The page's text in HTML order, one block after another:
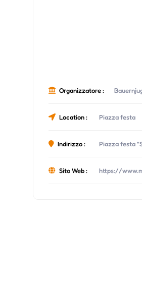
Organizzatore :
Location : Piazza festa
Indirizzo : Piazza festa
Sito Web : https://